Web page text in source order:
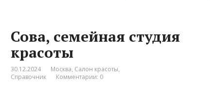
Сова, семейная студия
красоты
30.12.2024 Москва, Салон красоты,
Справочник
Комментарии: 0